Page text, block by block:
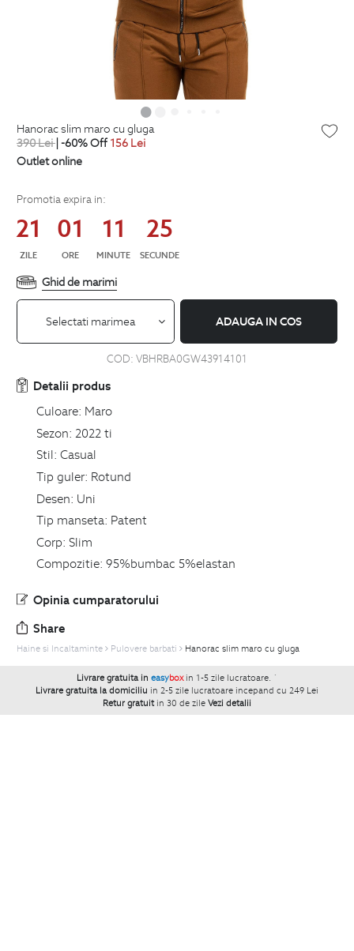
hanorac slim maro cu gluga
390Lei| -60% Off 156 Lei
Outlet online
Promotia expira in:
21
ZILE
01
ORE
11
MINUTE
25
SECUNDE
Ghid de marimi
Selectati marimea ADAUGA IN COS
COD: VBHRBA0GW43914101
Detalii produs
Culoare: Maro
Sezon: 2022 ti
Stil: Casual
Tip guler: Rotund
Desen: Uni
Tip manseta: Patent
Corp: Slim
Compozitie: 95%bumbac 5%elastan
Opinia cumparatorului
Share
Haine si Incaltaminte Pulovere barbati Hanorac slim maro cu gluga
Livrare gratuita in easybox in 1-5 zile lucratoare. `
Livrare gratuita la domiciliu in 2-5 zile lucratoare incepand cu 249 Lei
Retur gratuit in 30 de zile Vezi detalii